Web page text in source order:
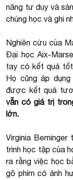
năng tư duy và
chúng học và ghi
Nghiên cứu của
Đại học Aix-
tay có kết quả
Họ cũng áp
được kết quả
vẫn có giá trị
lớn.
Virginia
trình học tập của
ra rằng việc học
gõ phím có ảnh